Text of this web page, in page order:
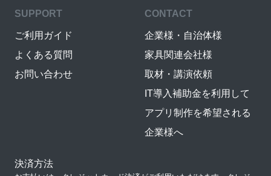
SUPPORT
ご利用ガイド
よくある質問
お問い合わせ
CONTACT
企業様・自治体様
家具関連会社様
取材・講演依頼
IT導入補助金を利用して
アプリ制作を希望される
企業様へ
決済方法